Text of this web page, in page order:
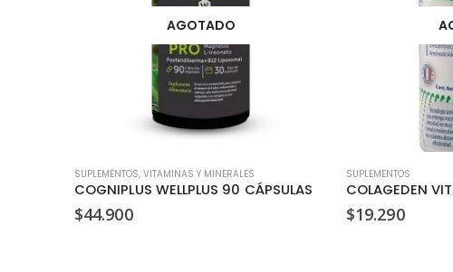
AGOTADO
SUPLEMENTOS, VITAMINAS Y MINERALES
COGNIPLUS WELLPLUS 90 CÁPSULAS
$44.900
SUPLEMENTOS
$19.290